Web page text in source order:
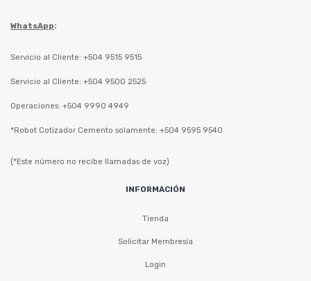
WhatsApp:
Servicio al Cliente: +504 9515 9515
Servicio al Cliente: +504 9500 2525
Operaciones: +504 9990 4949
*Robot Cotizador Cemento solamente: +504 9595 9540
(*Este número no recibe llamadas de voz)
INFORMACIÓN
Tienda
Solicitar Membresía
Login